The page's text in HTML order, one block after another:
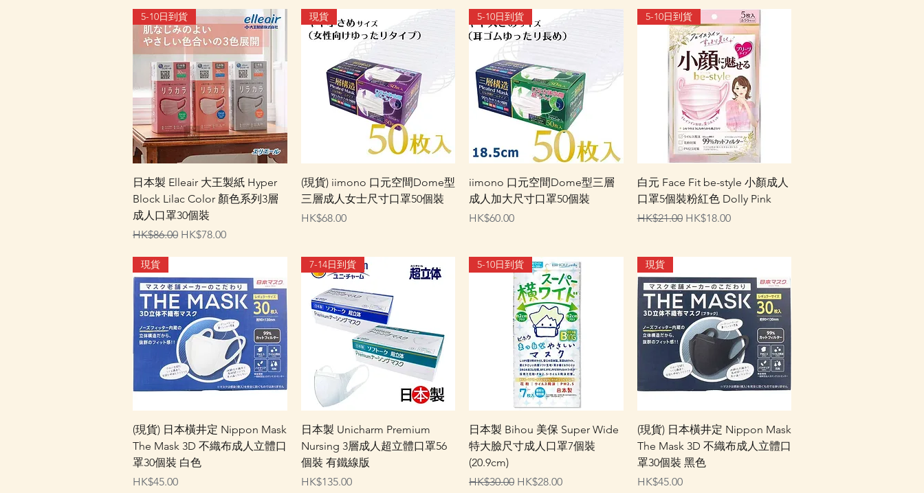
快速瀏覽
5-10日到貨
日本製 Elleair 大王製紙 Hyper
Block Lilac Color 顏色系列3層
成人口罩30個裝
一般價格
HK$86.00 促銷價格
HK$78.00
快速瀏覽
現貨
(現貨) iimono 口元空間Dome型
三層成人女士尺寸口罩50個裝
價格
HK$68.00
快速瀏覽
5-10日到貨
iimono 口元空間Dome型三層
成人加大尺寸口罩50個裝
價格
HK$60.00
快速瀏覽
5-10日到貨
白元 Face Fit be-style 小顏成人
口罩5個裝粉紅色 Dolly Pink
一般價格
HK$21.00 促銷價格
HK$18.00
快速瀏覽
現貨
(現貨) 日本橫井定 Nippon Mask
The Mask 3D 不織布成人立體口
罩30個裝 白色
價格
HK$45.00
快速瀏覽
7-14日到貨
日本製 Unicharm Premium
Nursing 3層成人超立體口罩56
個裝 有鐵線版
價格
HK$135.00
快速瀏覽
5-10日到貨
日本製 Bihou 美保 Super Wide
特大臉尺寸成人口罩7個裝
(20.9cm)
一般價格
HK$30.00 促銷價格
HK$28.00
快速瀏覽
現貨
(現貨) 日本橫井定 Nippon Mask
The Mask 3D 不織布成人立體口
罩30個裝 黑色
價格
HK$45.00